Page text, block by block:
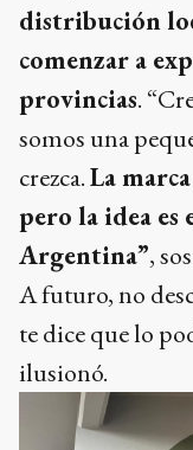
distribución
comenzar a
provincias.
somos una
crezca.La
pero la idea
Argentina”,
A futuro, no
te dice que lo
ilusionó.